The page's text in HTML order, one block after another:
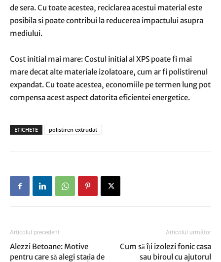
de sera. Cu toate acestea, reciclarea acestui material este
posibila si poate contribui la reducerea impactului asupra
mediului.
Cost initial mai mare: Costul initial al XPS poate fi mai
mare decat alte materiale izolatoare, cum ar fi polistirenul
expandat. Cu toate acestea, economiile pe termen lung pot
compensa acest aspect datorita eficientei energetice.
ETICHETE polistiren extrudat
Articolul precedent
Alezzi Betoane: Motive
pentru care să alegi stația de
Articolul următor
Cum să îți izolezi fonic casa
sau biroul cu ajutorul